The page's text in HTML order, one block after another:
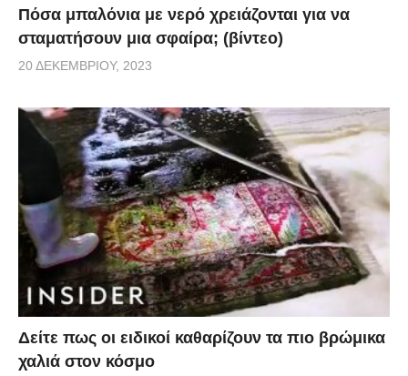
Πόσα μπαλόνια με νερό χρειάζονται για να
σταματήσουν μια σφαίρα; (βίντεο)
20 ΔΕΚΕΜΒΡΊΟΥ, 2023
Δείτε πως οι ειδικοί καθαρίζουν τα πιο βρώμικα
χαλιά στον κόσμο